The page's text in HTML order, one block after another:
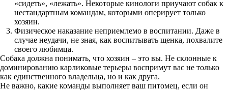
«сидеть», «лежать». Некоторые кинологи приучают собак к
нестандартным командам, которыми оперирует только
хозяин.
Физическое наказание неприемлемо в воспитании. Даже в
случае неудачи, не зная, как воспитывать щенка, похвалите
своего любимца.
Собака должна понимать, что хозяин – это вы. Не склонные к
доминированию карликовые терьеры воспримут вас не только
как единственного владельца, но и как друга.
Не важно, какие команды выполняет ваш питомец, если он